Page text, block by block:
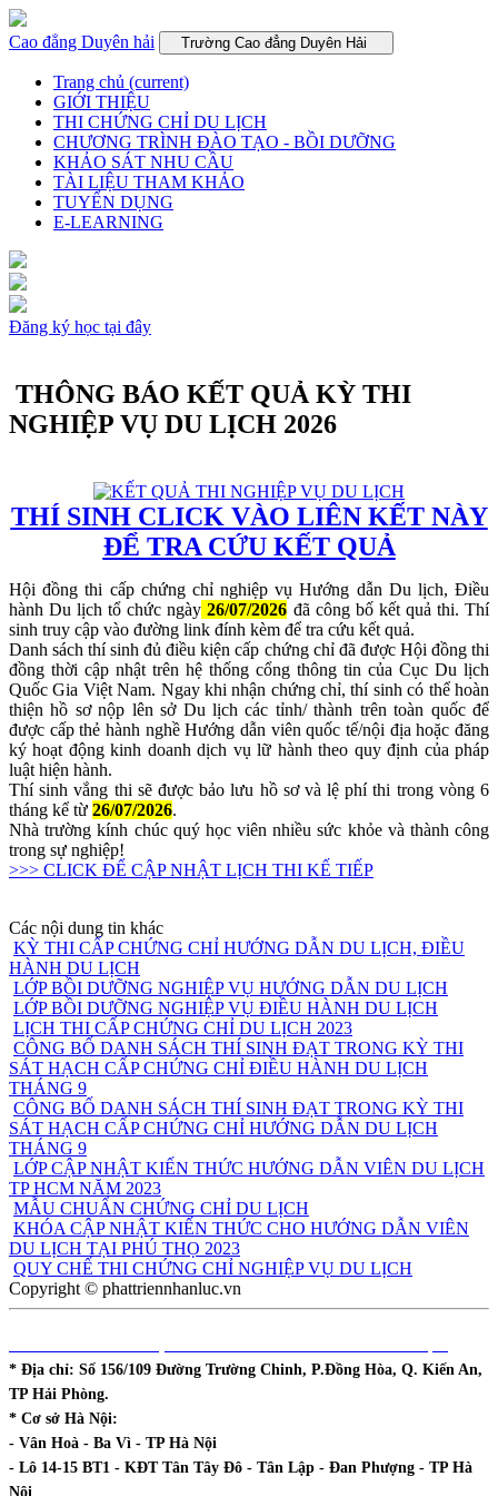
Cao đẳng Duyên hải Trường Cao đẳng Duyên Hải
Trang chủ (current)
GIỚI THIỆU
THI CHỨNG CHỈ DU LỊCH
CHƯƠNG TRÌNH ĐÀO TẠO - BỒI DƯỠNG
KHẢO SÁT NHU CẦU
TÀI LIỆU THAM KHẢO
TUYỂN DỤNG
E-LEARNING
Đăng ký học tại đây
THÔNG BÁO KẾT QUẢ KỲ THI
NGHIỆP VỤ DU LỊCH 2026
THÍ SINH CLICK VÀO LIÊN KẾT NÀY
ĐỂ TRA CỨU KẾT QUẢ
Hội đồng thi cấp chứng chỉ nghiệp vụ Hướng dẫn Du lịch, Điều
hành Du lịch tổ chức ngày 26/07/2026 đã công bố kết quả thi. Thí
sinh truy cập vào đường link đính kèm để tra cứu kết quả.
Danh sách thí sinh đủ điều kiện cấp chứng chỉ đã được Hội đồng thi
đồng thời cập nhật trên hệ thống cổng thông tin của Cục Du lịch
Quốc Gia Việt Nam. Ngay khi nhận chứng chỉ, thí sinh có thể hoàn
thiện hồ sơ nộp lên sở Du lịch các tỉnh/ thành trên toàn quốc để
được cấp thẻ hành nghề Hướng dẫn viên quốc tế/nội địa hoặc đăng
ký hoạt động kinh doanh dịch vụ lữ hành theo quy định của pháp
luật hiện hành.
Thí sinh vắng thi sẽ được bảo lưu hồ sơ và lệ phí thi trong vòng 6
tháng kể từ 26/07/2026.
Nhà trường kính chúc quý học viên nhiều sức khỏe và thành công
trong sự nghiệp!
>>> CLICK ĐỂ CẬP NHẬT LỊCH THI KẾ TIẾP
Các nội dung tin khác
KỲ THI CẤP CHỨNG CHỈ HƯỚNG DẪN DU LỊCH, ĐIỀU
HÀNH DU LỊCH
LỚP BỒI DƯỠNG NGHIỆP VỤ HƯỚNG DẪN DU LỊCH
LỚP BỒI DƯỠNG NGHIỆP VỤ ĐIỀU HÀNH DU LỊCH
LỊCH THI CẤP CHỨNG CHỈ DU LỊCH 2023
CÔNG BỐ DANH SÁCH THÍ SINH ĐẠT TRONG KỲ THI
SÁT HẠCH CẤP CHỨNG CHỈ ĐIỀU HÀNH DU LỊCH
THÁNG 9
CÔNG BỐ DANH SÁCH THÍ SINH ĐẠT TRONG KỲ THI
SÁT HẠCH CẤP CHỨNG CHỈ HƯỚNG DẪN DU LỊCH
THÁNG 9
LỚP CẬP NHẬT KIẾN THỨC HƯỚNG DẪN VIÊN DU LỊCH
TP HCM NĂM 2023
MẪU CHUẨN CHỨNG CHỈ DU LỊCH
KHÓA CẬP NHẬT KIẾN THỨC CHO HƯỚNG DẪN VIÊN
DU LỊCH TẠI PHÚ THỌ 2023
QUY CHẾ THI CHỨNG CHỈ NGHIỆP VỤ DU LỊCH
Copyright © phattriennhanluc.vn
* Địa chỉ: Số 156/109 Đường Trường Chinh, P.Đồng Hòa, Q. Kiến An,
TP Hải Phòng.
* Cơ sở Hà Nội:
- Vân Hoà - Ba Vì - TP Hà Nội
- Lô 14-15 BT1 - KĐT Tân Tây Đô - Tân Lập - Đan Phượng - TP Hà
Nội